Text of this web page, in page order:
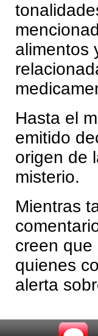
alimentos
Hasta el
emitido
origen de
misterio.
Mientras
creen que
quienes
alerta